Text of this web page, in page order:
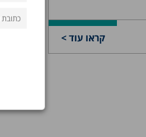
קראו עוד >